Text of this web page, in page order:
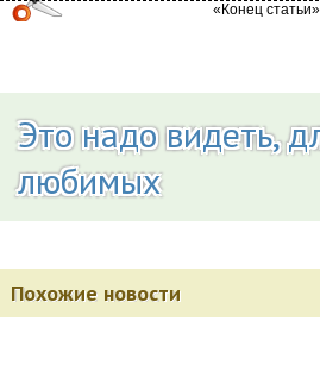
Это надо видеть,
любимых
Похожие новости